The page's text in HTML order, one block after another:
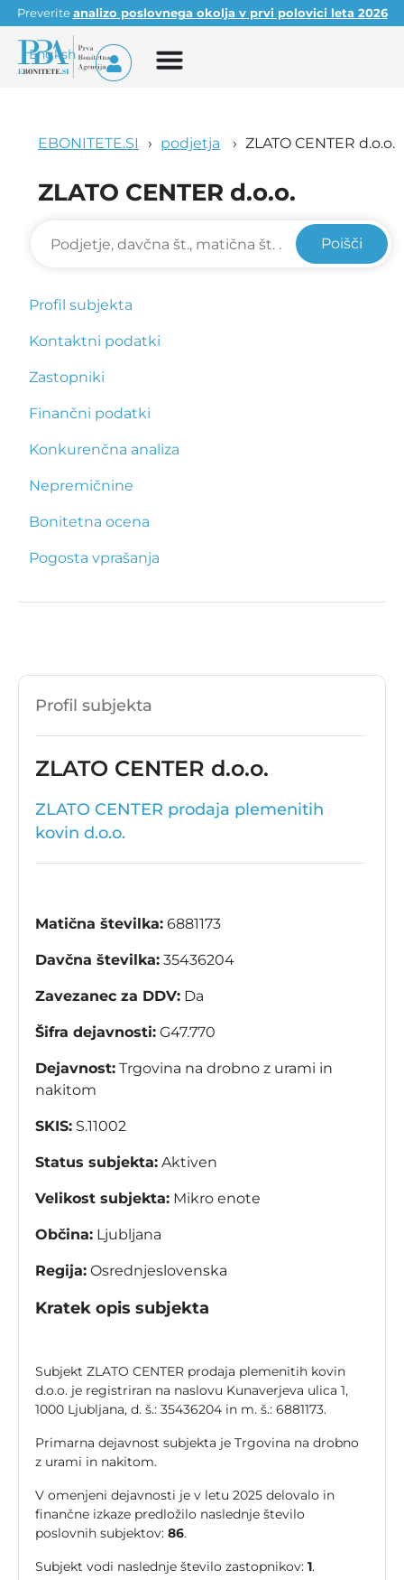
Preveriteanalizo poslovnega okolja v prvi polovici leta 2026
English
EBONITETE.SI podjetja ZLATO CENTER d.o.o.
ZLATO CENTER d.o.o.
Poišči
Profil subjekta
Kontaktni podatki
Zastopniki
Finančni podatki
Konkurenčna analiza
Nepremičnine
Bonitetna ocena
Pogosta vprašanja
Profil subjekta
ZLATO CENTER d.o.o.
ZLATO CENTER prodaja plemenitih
kovin d.o.o.
Matična številka: 6881173
Davčna številka: 35436204
Zavezanec za DDV: Da
Šifra dejavnosti: G47.770
Dejavnost: Trgovina na drobno z urami in
nakitom
SKIS: S.11002
Status subjekta: Aktiven
Velikost subjekta: Mikro enote
Občina: Ljubljana
Regija: Osrednjeslovenska
Kratek opis subjekta
Subjekt ZLATO CENTER prodaja plemenitih kovin
d.o.o. je registriran na naslovu Kunaverjeva ulica 1,
1000 Ljubljana, d. š.: 35436204 in m. š.: 6881173.
Primarna dejavnost subjekta je Trgovina na drobno
z urami in nakitom.
V omenjeni dejavnosti je v letu 2025 delovalo in
finančne izkaze predložilo naslednje število
poslovnih subjektov: 86.
Subjekt vodi naslednje število zastopnikov: 1.